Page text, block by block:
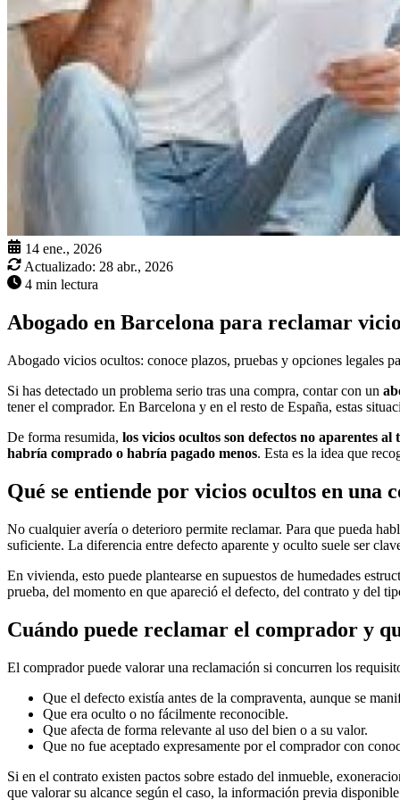
14 ene., 2026
Actualizado: 28 abr., 2026
4 min lectura
Abogado en Barcelona para reclamar
Abogado vicios ocultos: conoce plazos, pruebas y opciones legales
Si has detectado un problema serio tras una compra, contar con un
tener el comprador. En Barcelona y en el resto de España, estas
De forma resumida, los vicios ocultos son defectos no aparentes
habría comprado o habría pagado menos. Esta es la idea que
Qué se entiende por vicios ocultos en una
No cualquier avería o deterioro permite reclamar. Para que pueda
suficiente. La diferencia entre defecto aparente y oculto suele ser
En vivienda, esto puede plantearse en supuestos de humedades
prueba, del momento en que apareció el defecto, del contrato y del
Cuándo puede reclamar el comprador y
El comprador puede valorar una reclamación si concurren los
Que el defecto existía antes de la compraventa, aunque se
Que era oculto o no fácilmente reconocible.
Que afecta de forma relevante al uso del bien o a su valor.
Que no fue aceptado expresamente por el comprador con
Si en el contrato existen pactos sobre estado del inmueble,
que valorar su alcance según el caso, la información previa